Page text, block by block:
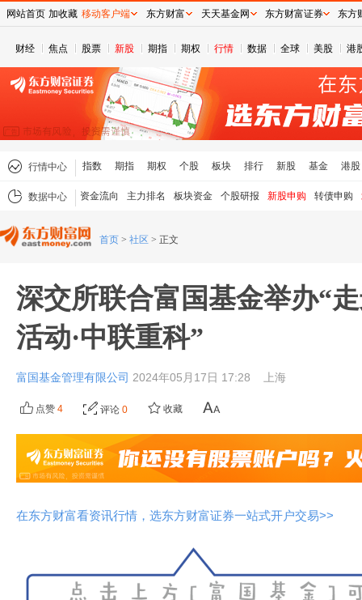
财经 焦点 股票 新股 期指 期权 行情 数据 全球 美股 港
行情中心 指数 期指 期权 个股 板块 排行 新股 基金 港股
数据中心 资金流向 主力排名 板块资金 个股研报 新股申购 转债申购
首页 > 社区 > 正文
深交所联合富国基金举办“
活动·中联重科”
富国基金管理有限公司 2024年05月17日 17:28 上海
点赞 4 评论 0 收藏
在东方财富看资讯行情，选东方财富证券一站式开户交易>>
网站首页 加收藏 移动客户端 东方财富 天天基金网 东方财富证券 东方